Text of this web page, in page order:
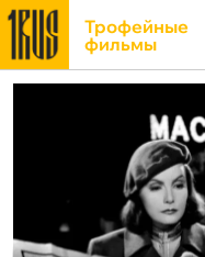
Трофейные
фильмы